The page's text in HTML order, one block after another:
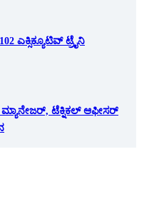
ಎಕ್ಸಿಕ್ಯೂಟಿವ್ ಟ್ರೈನಿ
ಮ್ಯಾನೇಜರ್, ಟೆಕ್ನಿಕಲ್ ಆಫೀಸರ್